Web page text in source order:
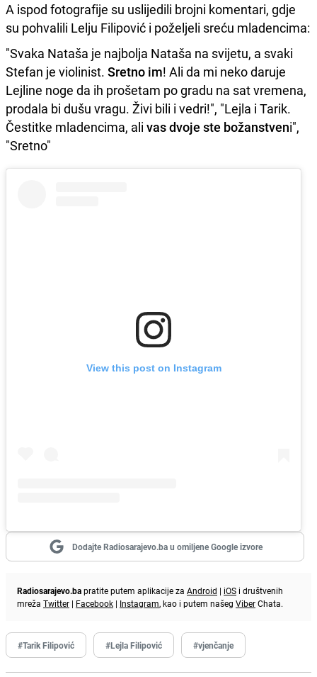
A ispod fotografije su uslijedili brojni komentari, gdje
su pohvalili Lelju Filipović i poželjeli sreću mladencima:
"Svaka Nataša je najbolja Nataša na svijetu, a svaki
Stefan je violinist. Sretno im! Ali da mi neko daruje
Lejline noge da ih prošetam po gradu na sat vremena,
prodala bi dušu vragu. Živi bili i vedri!", "Lejla i Tarik.
Čestitke mladencima, ali vas dvoje ste božanstveni",
"Sretno"
View this post on Instagram
Dodajte Radiosarajevo.ba u omiljene Google izvore
Radiosarajevo.bapratite putem aplikacije za Android | iOS i društvenih
mreža Twitter | Facebook | Instagram, kao i putem našeg ViberChata.
#Tarik Filipović #Lejla Filipović #vjenčanje